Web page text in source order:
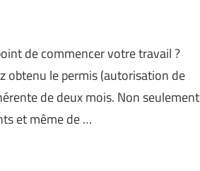
de commencer votre travail ?
obtenu le permis (autorisation de
de deux mois. Non seulement
et même de …